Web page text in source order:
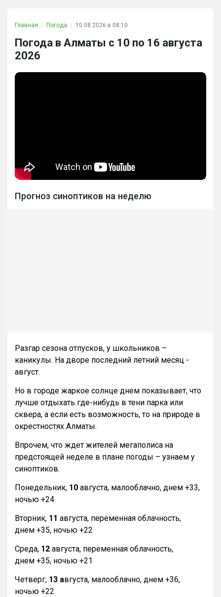
Главная Погода 10.08.2026 в 08:10
Погода в Алматы с 10 по 16 августа
2026
Прогноз синоптиков на неделю
Разгар сезона отпусков, у школьников –
каникулы. На дворе последний летний месяц -
август.
Но в городе жаркое солнце днем показывает, что
лучше отдыхать где-нибудь в тени парка или
сквера, а если есть возможность, то на природе в
окрестностях Алматы.
Впрочем, что ждет жителей мегаполиса на
предстоящей неделе в плане погоды – узнаем у
синоптиков.
Понедельник, 10 августа, малооблачно, днем +33,
ночью +24
Вторник, 11 августа, переменная облачность,
днем +35, ночью +22
Среда, 12 августа, переменная облачность,
днем +35, ночью +21
Четверг, 13 августа, малооблачно, днем +36,
ночью +22